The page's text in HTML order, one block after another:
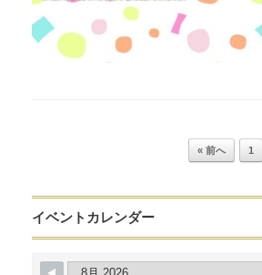
« 前へ 1
イベントカレンダー